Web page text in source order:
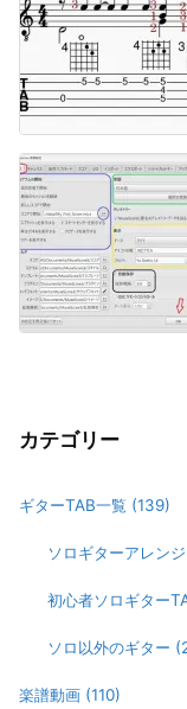
カテゴリー
ギターTAB一覧 (139)
ソロギターアレン
初心者ソロギター
ソロ以外のギター
楽譜動画 (110)